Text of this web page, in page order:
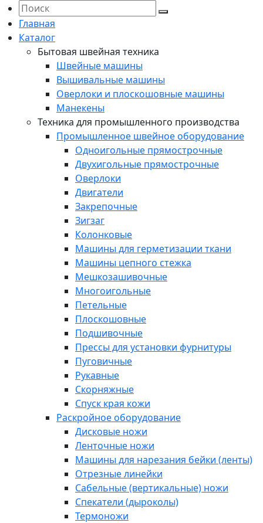
Главная
Каталог
Бытовая швейная техника
Швейные машины
Вышивальные машины
Оверлоки и плоскошовные машины
Манекены
Техника для промышленного производства
Промышленное швейное оборудование
Одноигольные прямострочные
Двухигольные прямострочные
Оверлоки
Двигатели
Закрепочные
Зигзаг
Колонковые
Машины для герметизации ткани
Машины цепного стежка
Мешкозашивочные
Многоигольные
Петельные
Плоскошовные
Подшивочные
Прессы для установки фурнитуры
Пуговичные
Рукавные
Скорняжные
Спуск края кожи
Раскройное оборудование
Дисковые ножи
Ленточные ножи
Машины для нарезания бейки (ленты)
Отрезные линейки
Сабельные (вертикальные) ножи
Спекатели (дыроколы)
Термоножи